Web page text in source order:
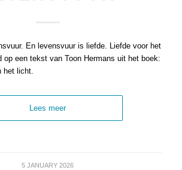
En levensvuur is liefde. Liefde voor het
op een tekst van Toon Hermans uit het boek:
het licht.
Lees meer
5 JANUARY 2026